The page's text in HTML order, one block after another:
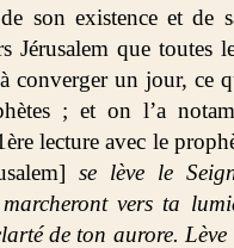
son existence et de
Jérusalem que toutes
converger un jour, ce
; et on l’a
lecture avec le
se lève le
vers ta
de ton aurore.